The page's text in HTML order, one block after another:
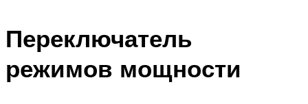
Переключатель
режимов мощности